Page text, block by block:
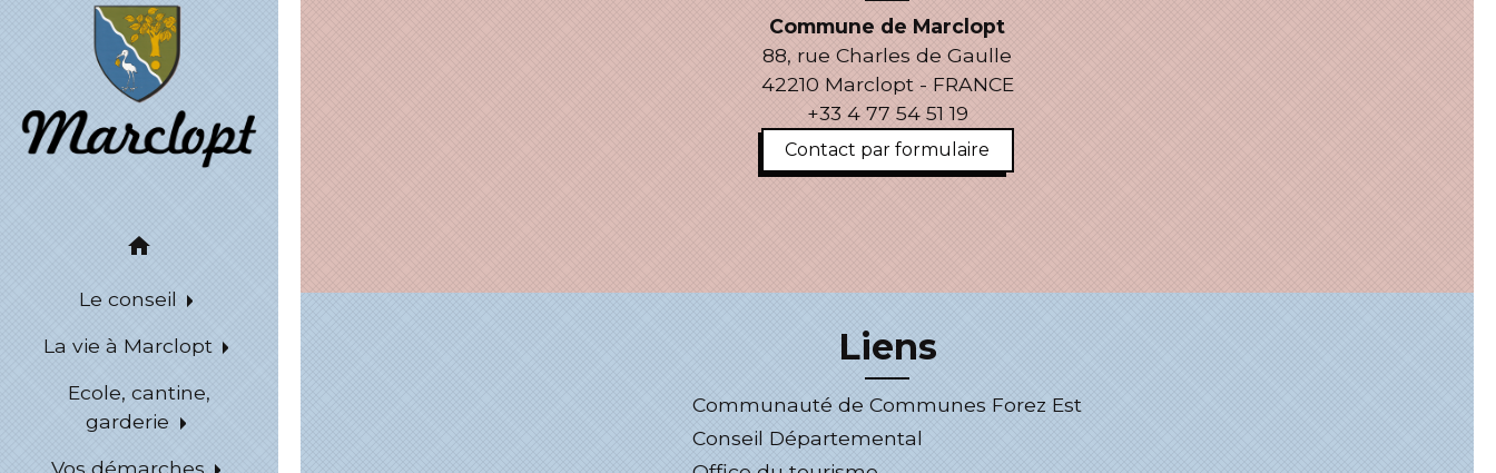
home
Le conseil
La vie à Marclopt
Ecole, cantine,
garderie
Vos démarches
Commune de Marclopt
88, rue Charles de Gaulle
42210 Marclopt - FRANCE
+33 4 77 54 51 19
Contact par formulaire
Liens
Communauté de Communes Forez Est
Conseil Départemental